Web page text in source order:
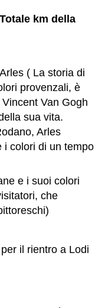
km della
( La storia di
provenzali, è
Van Gogh
sua vita.
Arles
i colori di un tempo
e i suoi colori
che
il rientro a Lodi